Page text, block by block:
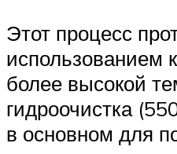
Этот процесс
использованием
более высокой
гидроочистка
в основном для